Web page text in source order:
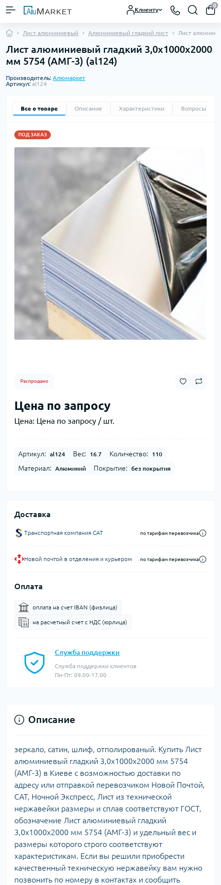
Клиенту
0
Лист алюминиевый Алюминиевый гладкий лист Лист
Лист алюминиевый гладкий 3,0х1000х2000
мм 5754 (АМГ-3) (al124)
Производитель: Алюмаркет
Артикул: al124
Все о товаре Описание Характеристики Вопросы
ПОД ЗАКАЗ
Распродано
Цена по запросу
Цена: Цена по запросу / шт.
Артикул: al124 Вес: 16.7 Количество: 110
Материал: Алюминий Покрытие: без покрытия
Доставка
Транспортная компания CAT по тарифам перевозчика
Новой почтой в отделения и курьером по тарифам перевозчика
Оплата
оплата на счет IBAN (физлица)
на расчетный счет c НДС (юрлица)
Служба поддержки
Служба поддержки клиентов
Пн-Пт: 09.00-17.00
Описание
зеркало, сатин, шлиф, отполированый. Купить Лист
алюминиевый гладкий 3,0х1000х2000 мм 5754
(АМГ-3) в Киеве с возможностью доставки по
адресу или отправкой перевозчиком Новой Почтой,
САТ, Ночной Экспресс, Лист из технической
нержавейки размеры и сплав соответствуют ГОСТ,
обозначение Лист алюминиевый гладкий
3,0х1000х2000 мм 5754 (АМГ-3) и удельный вес и
размеры которого строго соответствуют
характеристикам. Если вы решили приобрести
качественный техническую нержавейку вам нужно
позвонить по номеру в контактах и сообщить